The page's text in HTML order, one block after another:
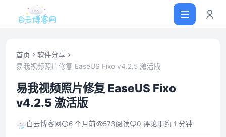
首页
网站源码
首页
软件分享
易我视频照片修复 EaseUS Fixo v4.2.5 激活版
易我视频照片修复 EaseUS Fixo
v4.2.5 激活版
白云博客网 6 个月前 573阅读 0 评论 约 1 分钟